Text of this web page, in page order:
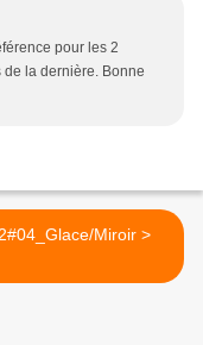
pour les 2
la dernière. Bonne
P52#04_Glace/Miroir >